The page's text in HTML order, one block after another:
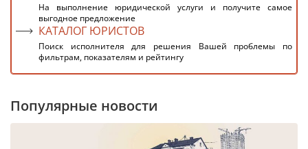
На выполнение юридической услуги и получите самое
выгодное предложение
КАТАЛОГ ЮРИСТОВ
Поиск исполнителя для решения Вашей проблемы по
фильтрам, показателям и рейтингу
Популярные новости